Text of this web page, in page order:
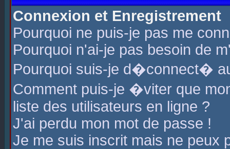
Connexion et Enregistrement
Pourquoi ne puis-je pas me
Pourquoi n'ai-je pas besoin de
Pourquoi suis-je d�connect�
Comment puis-je �viter que
liste des utilisateurs en ligne ?
J'ai perdu mon mot de passe !
Je me suis inscrit mais ne peux